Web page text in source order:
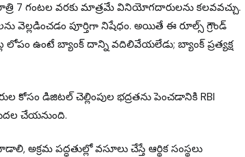
రాత్రి 7 గంటల వరకు మాత్రమే వినియోగదారులను కలవవచ్చు.
వెల్లడించడం పూర్తిగా నిషేధం. అయితే ఈ రూల్స్ గ్రౌండ్
లోపం ఉంటే బ్యాంక్ దాన్ని వదిలివేయలేడు; బ్యాంక్ ప్రత్యక్ష
డిజిటల్ చెల్లింపుల భద్రతను పెంచడానికి RBI
చేయనుంది.
అక్రమ పద్ధతుల్లో వసూలు చేస్తే ఆర్థిక సంస్థలు